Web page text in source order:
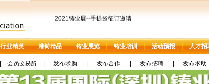
2021铸业展--手提袋征订邀请
行业精英 港铸精品 铸业展览 铸业培训 活动预报 人才招
会员交易所 发布求购 发布合作 发布招聘 发布求助